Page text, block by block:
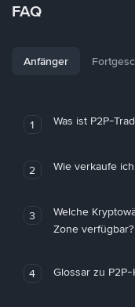
FAQ
Anfänger
1 Was ist P2P-
2 Wie verkaufe
3
Welche
Zone verfügbar?
4 Glossar zu